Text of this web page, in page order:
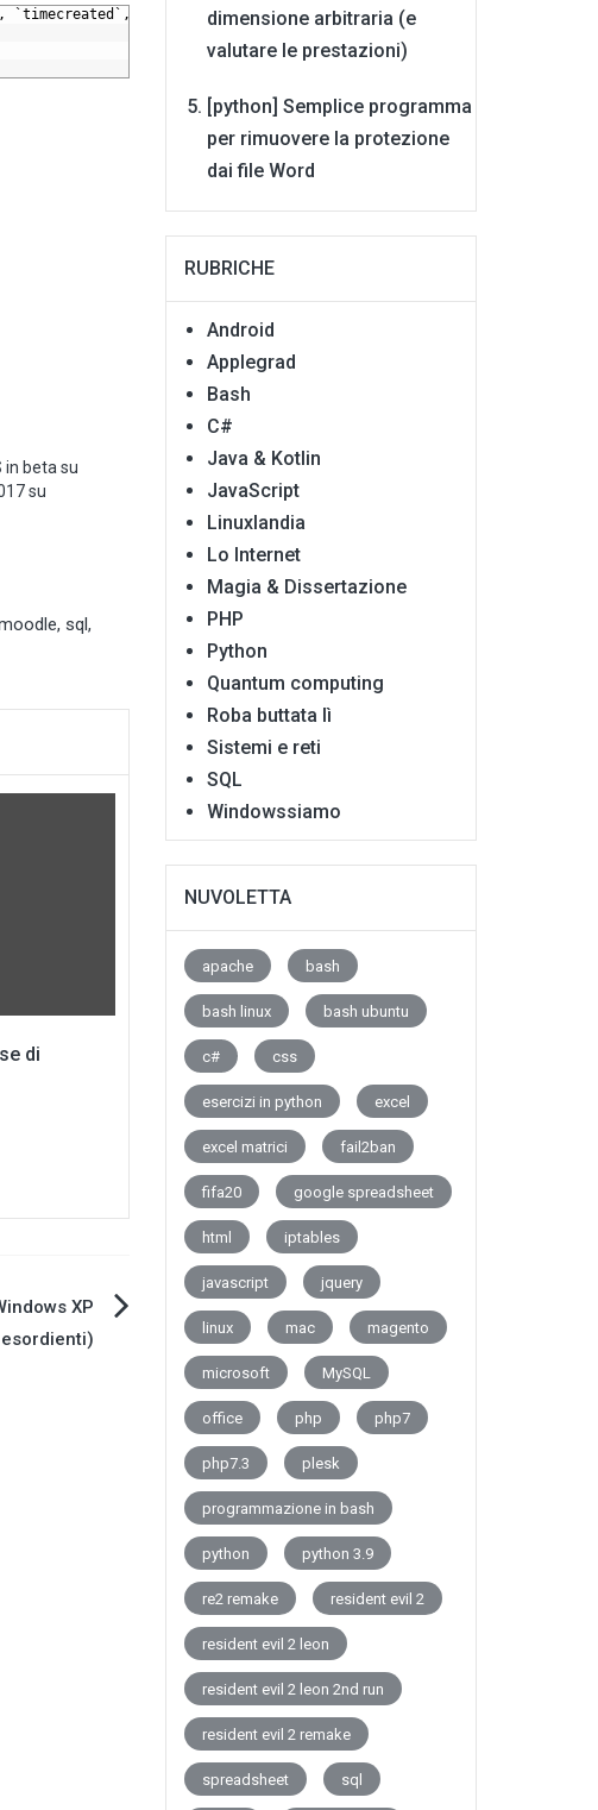
`timecreated`, `timemodified`, `note`)
in beta su
su
, sql,
di
XP
dimensione arbitraria (e
valutare le prestazioni)
[python] Semplice programma
per rimuovere la protezione
dai file Word
RUBRICHE
Android
Applegrad
Bash
C#
Java & Kotlin
JavaScript
Linuxlandia
Lo Internet
Magia & Dissertazione
PHP
Python
Quantum computing
Roba buttata lì
Sistemi e reti
SQL
Windowssiamo
NUVOLETTA
apache bash
bash linux bash ubuntu
c# css
esercizi in python excel
excel matrici fail2ban
fifa20 google spreadsheet
html iptables
javascript jquery
linux mac magento
microsoft MySQL
office php php7
php7.3 plesk
programmazione in bash
python python 3.9
re2 remake resident evil 2
resident evil 2 leon
resident evil 2 leon 2nd run
resident evil 2 remake
spreadsheet sql